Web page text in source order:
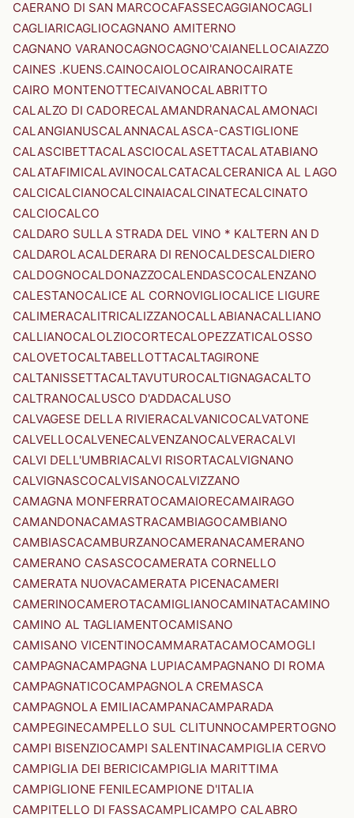
CAERANO DI SAN MARCOCAFASSECAGGIANOCAGLI
CAGLIARICAGLIOCAGNANO AMITERNO
CAGNANO VARANOCAGNOCAGNO'CAIANELLOCAIAZZO
CAINES .KUENS.CAINOCAIOLOCAIRANOCAIRATE
CAIRO MONTENOTTECAIVANOCALABRITTO
CALALZO DI CADORECALAMANDRANACALAMONACI
CALANGIANUSCALANNACALASCA-CASTIGLIONE
CALASCIBETTACALASCIOCALASETTACALATABIANO
CALATAFIMICALAVINOCALCATACALCERANICA AL LAGO
CALCICALCIANOCALCINAIACALCINATECALCINATO
CALCIOCALCO
CALDARO SULLA STRADA DEL VINO * KALTERN AN D
CALDAROLACALDERARA DI RENOCALDESCALDIERO
CALDOGNOCALDONAZZOCALENDASCOCALENZANO
CALESTANOCALICE AL CORNOVIGLIOCALICE LIGURE
CALIMERACALITRICALIZZANOCALLABIANACALLIANO
CALLIANOCALOLZIOCORTECALOPEZZATICALOSSO
CALOVETOCALTABELLOTTACALTAGIRONE
CALTANISSETTACALTAVUTUROCALTIGNAGACALTO
CALTRANOCALUSCO D'ADDACALUSO
CALVAGESE DELLA RIVIERACALVANICOCALVATONE
CALVELLOCALVENECALVENZANOCALVERACALVI
CALVI DELL'UMBRIACALVI RISORTACALVIGNANO
CALVIGNASCOCALVISANOCALVIZZANO
CAMAGNA MONFERRATOCAMAIORECAMAIRAGO
CAMANDONACAMASTRACAMBIAGOCAMBIANO
CAMBIASCACAMBURZANOCAMERANACAMERANO
CAMERANO CASASCOCAMERATA CORNELLO
CAMERATA NUOVACAMERATA PICENACAMERI
CAMERINOCAMEROTACAMIGLIANOCAMINATACAMINO
CAMINO AL TAGLIAMENTOCAMISANO
CAMISANO VICENTINOCAMMARATACAMOCAMOGLI
CAMPAGNACAMPAGNA LUPIACAMPAGNANO DI ROMA
CAMPAGNATICOCAMPAGNOLA CREMASCA
CAMPAGNOLA EMILIACAMPANACAMPARADA
CAMPEGINECAMPELLO SUL CLITUNNOCAMPERTOGNO
CAMPI BISENZIOCAMPI SALENTINACAMPIGLIA CERVO
CAMPIGLIA DEI BERICICAMPIGLIA MARITTIMA
CAMPIGLIONE FENILECAMPIONE D'ITALIA
CAMPITELLO DI FASSACAMPLICAMPO CALABRO